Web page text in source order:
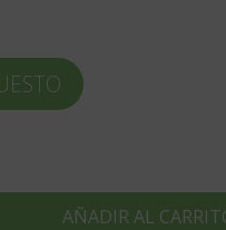
AÑADIR AL